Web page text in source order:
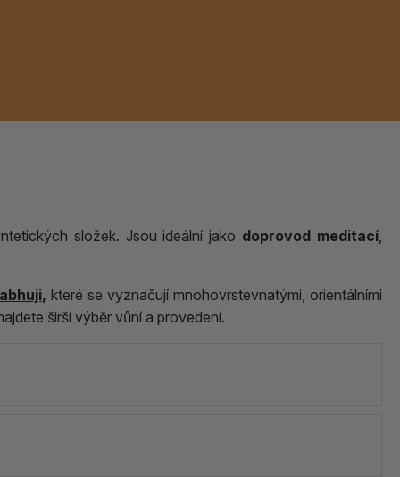
Orientální kovové
složek. Jsou ideální jako doprovod meditací,
, které se vyznačují mnohovrstevnatými, orientálními
širší výběr vůní a provedení.